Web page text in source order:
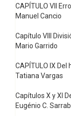
CAPÍTULO VII
Manuel Cancio
Capítulo VIII
Mario Garrido
CAPÍTULO IX Del
Tatiana Vargas
Capítulos X y XI
Eugénio C.